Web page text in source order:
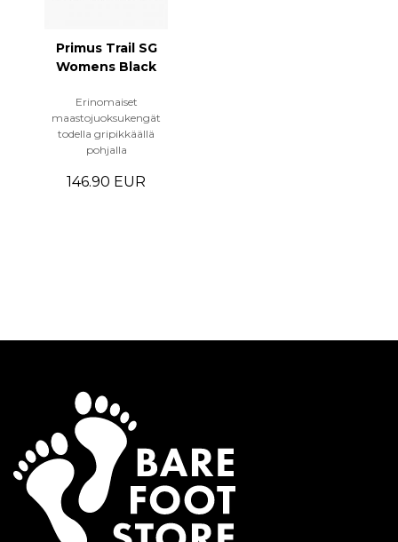
Primus Trail SG
Womens Black
Erinomaiset
maastojuoksukengät
todella gripikkäällä
pohjalla
146.90 EUR